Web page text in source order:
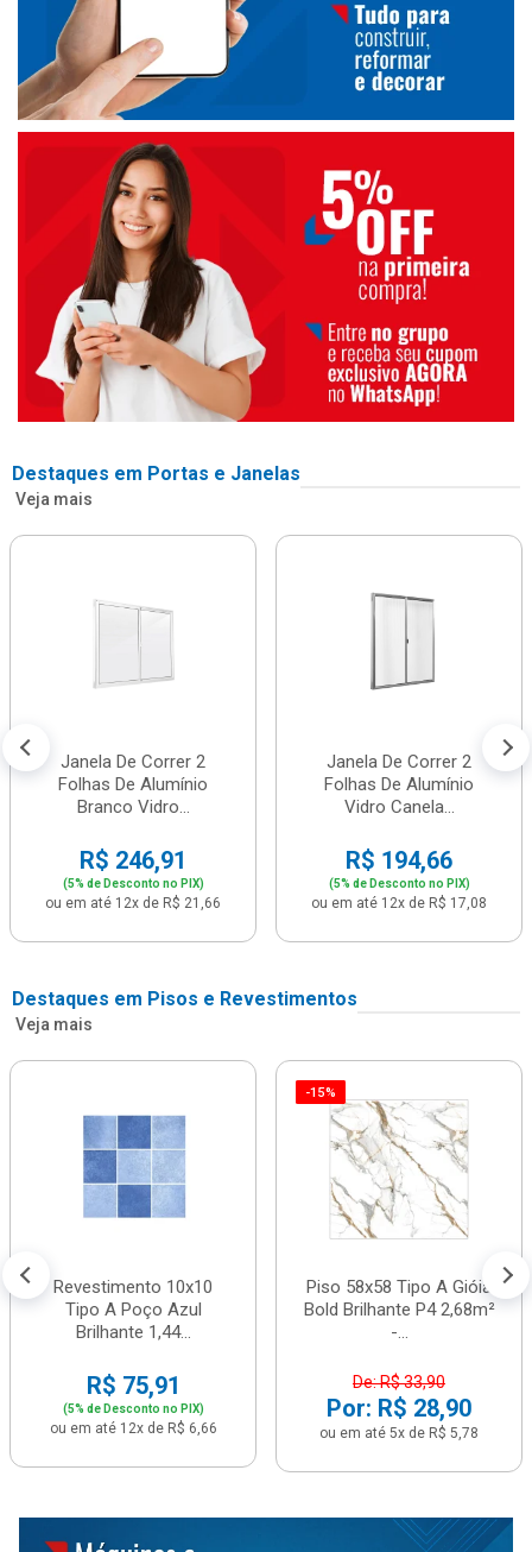
Destaques em Portas e Janelas
Veja mais
Janela De Correr 2
Folhas De Alumínio
Branco Vidro...
R$ 246,91
(5% de Desconto no PIX)
ou em até 12x de R$ 21,66
Janela De Correr 2
Folhas De Alumínio
Vidro Canela...
R$ 194,66
(5% de Desconto no PIX)
ou em até 12x de R$ 17,08
Destaques em Pisos e Revestimentos
Veja mais
Revestimento 10x10
Tipo A Poço Azul
Brilhante 1,44...
R$ 75,91
(5% de Desconto no PIX)
ou em até 12x de R$ 6,66
-15%
Piso 58x58 Tipo A Gióia
Bold Brilhante P4 2,68m²
-...
De: R$ 33,90
Por: R$ 28,90
ou em até 5x de R$ 5,78